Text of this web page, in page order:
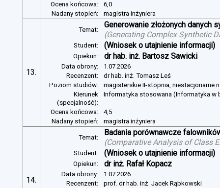
Ocena końcowa:
6,0
Nadany stopień:
magistra inżyniera
13.
Temat:
Generowanie złożonych danych
(Generating Complex Synthetic
Student: (Wniosek o utajnienie informacji)
Opiekun: dr hab. inż. Bartosz Sawicki
Data obrony:
1.07.2026
Recenzent:
dr hab. inż. Tomasz Leś
Poziom studiów:
magisterskie II-stopnia, niestacjonarne
Kierunek
(specjalność):
Informatyka stosowana (Informatyka w
Ocena końcowa:
4,5
Nadany stopień:
magistra inżyniera
14.
Temat:
Badania porównawcze
(Comparative Analysis of Class
Student: (Wniosek o utajnienie informacji)
Opiekun: dr inż. Rafał Kopacz
Data obrony:
1.07.2026
Recenzent:
prof. dr hab. inż. Jacek Rąbkowski